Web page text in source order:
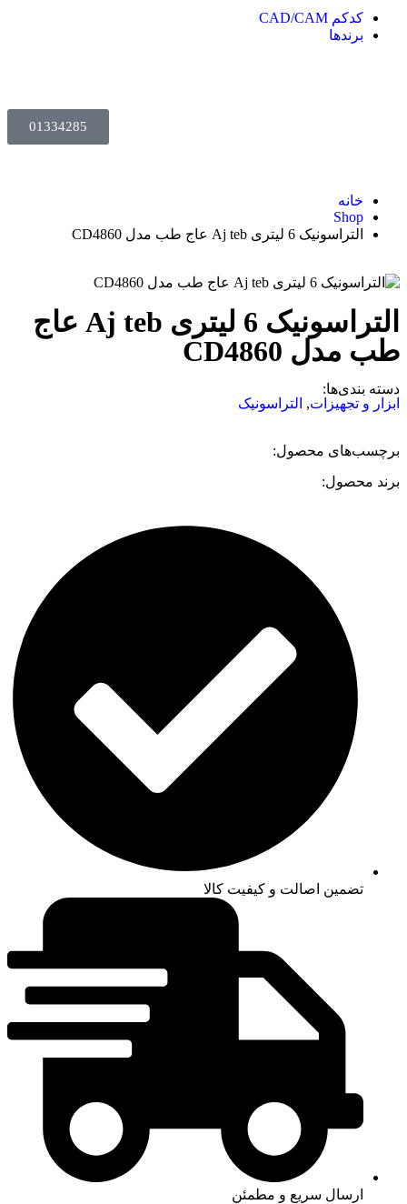
کدکم CAD/CAM
برندها
01334285
خانه
Shop
التراسونیک 6 لیتری Aj teb عاج طب مدل CD4860
التراسونیک 6 لیتری Aj teb عاج
طب مدل CD4860
دسته بندی‌ها:
ابزار و تجهیزات, التراسونیک
برچسب‌های محصول:
برند محصول:
تضمین اصالت و کیفیت کالا
ارسال سریع و مطمئن